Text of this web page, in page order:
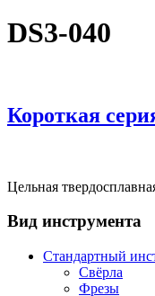
DS3-040
Короткая
Цельная
Вид инструмента
Стандартный
Свёрла
Фрезы